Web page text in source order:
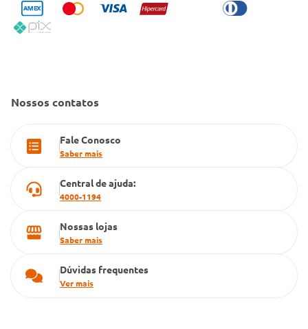
Código de Conduta
Política de Reembolso
Condeclin
Convênio Conlife
Cartão Grupo Conde
Nossos contatos
Fale Conosco
Saber mais
Central de ajuda:
4000-1194
Nossas lojas
Saber mais
Dúvidas frequentes
Ver mais